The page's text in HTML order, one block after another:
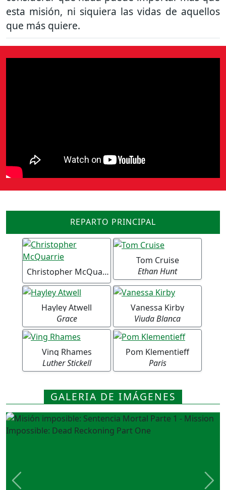
esta misión, ni siquiera las vidas de aquellos
que más quiere.
REPARTO PRINCIPAL
Christopher McQuarrie
Tom Cruise
Ethan Hunt
Hayley Atwell
Grace
Vanessa Kirby
Viuda Blanca
Ving Rhames
Luther Stickell
Pom Klementieff
Paris
GALERIA DE IMÁGENES
Previous Next